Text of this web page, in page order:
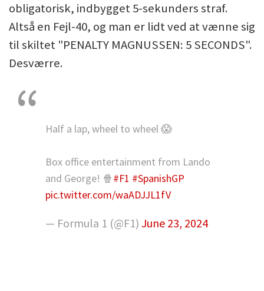
obligatorisk, indbygget 5-sekunders straf.
Altså en Fejl-40, og man er lidt ved at vænne sig
til skiltet "PENALTY MAGNUSSEN: 5 SECONDS".
Desværre.
Half a lap, wheel to wheel 😱
Box office entertainment from Lando
and George! 🍿#F1 #SpanishGP
pic.twitter.com/waADJJL1fV
— Formula 1 (@F1) June 23, 2024